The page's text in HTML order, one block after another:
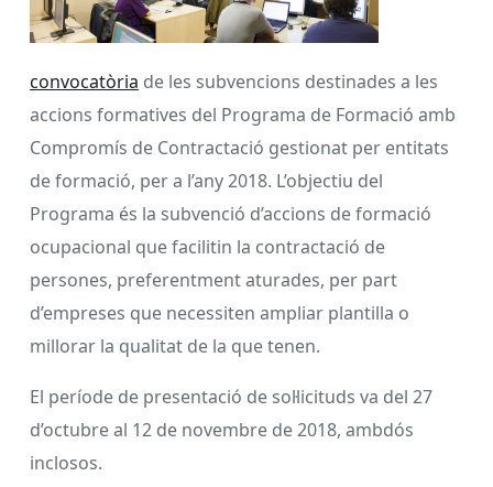
convocatòria de les subvencions destinades a les
accions formatives del Programa de Formació amb
Compromís de Contractació gestionat per entitats
de formació, per a l’any 2018. L’objectiu del
Programa és la subvenció d’accions de formació
ocupacional que facilitin la contractació de
persones, preferentment aturades, per part
d’empreses que necessiten ampliar plantilla o
millorar la qualitat de la que tenen.
El període de presentació de sol·licituds va del 27
d’octubre al 12 de novembre de 2018, ambdós
inclosos.